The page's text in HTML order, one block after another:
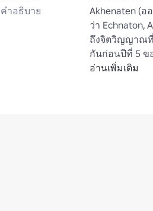
คำอธิบาย
Akhenaten (ออ
ว่า Echnaton,
ถึงจิตวิญญาณที่
กันก่อนปีที่ 5 ข
Amenhotep
เขาโดดเด่นด้
ของอียิปต์แล
อ่านเพิ่มเติม